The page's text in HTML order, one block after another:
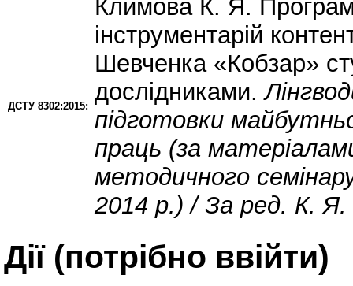
ДСТУ 8302:2015:
Климова К. Я.
інструментарій
Шевченка «Кобзар»
дослідниками.
підготовки
праць (за
методичного
2014 р.) / За ред. К. Я.
Дії ​​(потрібно ввійти)